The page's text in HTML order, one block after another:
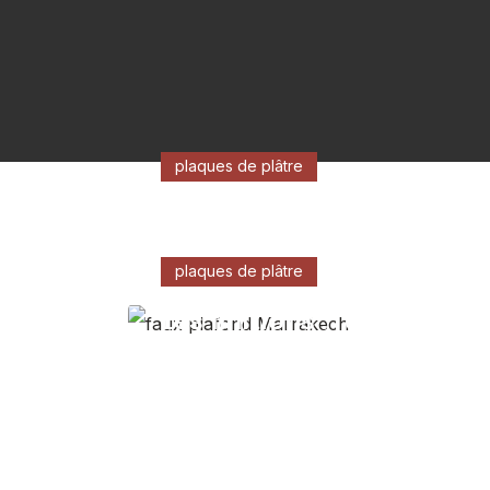
plaques de plâtre
plafonds modernes au
Maroc
plaques de plâtre
Les finitions : l’étape qui